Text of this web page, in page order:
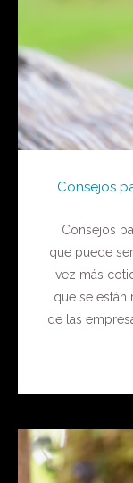
Consejos
Consejos
que puede
vez más
que se están
de las